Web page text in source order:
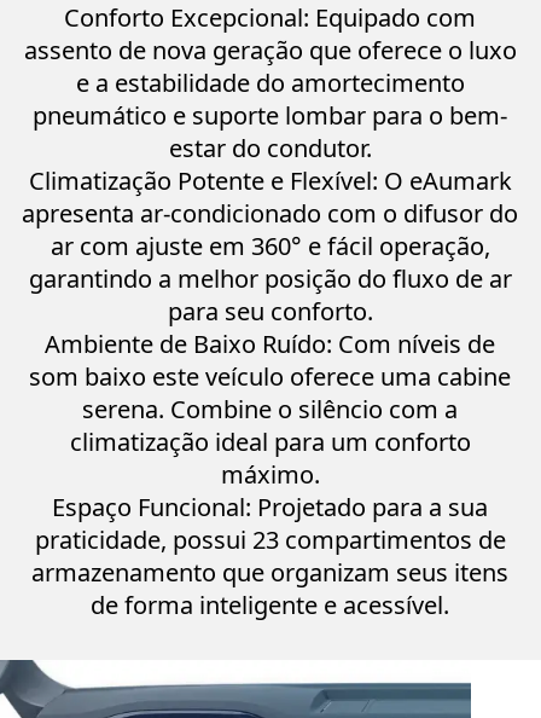
Conforto Excepcional: Equipado com
assento de nova geração que oferece o luxo
e a estabilidade do amortecimento
pneumático e suporte lombar para o bem-
estar do condutor.
Climatização Potente e Flexível: O eAumark
apresenta ar-condicionado com o difusor do
ar com ajuste em 360° e fácil operação,
garantindo a melhor posição do fluxo de ar
para seu conforto.
Ambiente de Baixo Ruído: Com níveis de
som baixo este veículo oferece uma cabine
serena. Combine o silêncio com a
climatização ideal para um conforto
máximo.
Espaço Funcional: Projetado para a sua
praticidade, possui 23 compartimentos de
armazenamento que organizam seus itens
de forma inteligente e acessível.